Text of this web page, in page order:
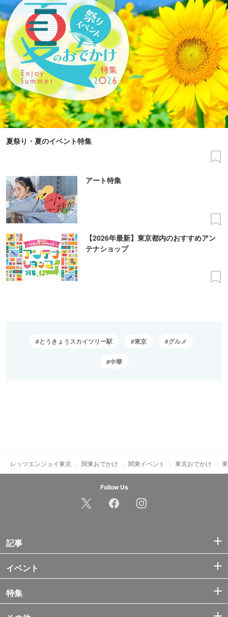
夏祭り・夏のイベント特集
アート特集
【2026年最新】東京都内のおすすめアン
テナショップ
とうきょうスカイツリー駅 東京 グルメ
中華
レッツエンジョイ東京 関東おでかけ 関東イベント 東京おでかけ
Follow Us
記事
イベント
特集